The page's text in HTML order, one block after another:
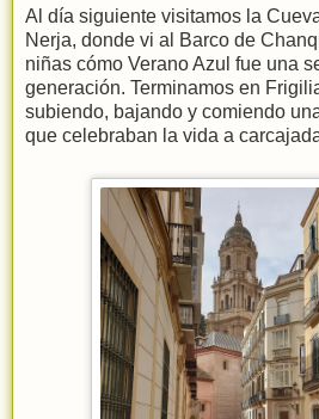
Al día siguiente visitamos la
Nerja, donde vi al Barco de
niñas cómo Verano Azul fue una
generación. Terminamos en
subiendo, bajando y comiendo
que celebraban la vida a